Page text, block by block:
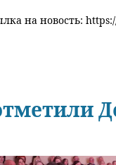
на новость: